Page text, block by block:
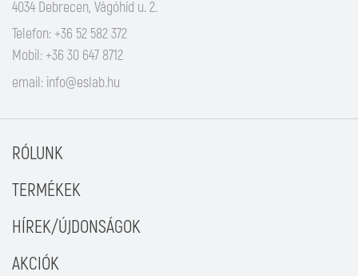
4034 Debrecen, Vágóhíd u. 2.
Telefon: +36 52 582 372
Mobil: +36 30 647 8712
email: info@eslab.hu
RÓLUNK
TERMÉKEK
HÍREK/ÚJDONSÁGOK
AKCIÓK